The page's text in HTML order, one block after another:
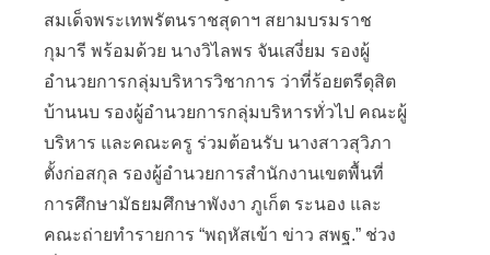
สมเด็จพระเทพรัตนราชสุดาฯ สยามบรมราช
กุมารี พร้อมด้วย นางวิไลพร จันเสงี่ยม รองผู้
อำนวยการกลุ่มบริหารวิชาการ ว่าที่ร้อยตรีดุสิต
บ้านนบ รองผู้อำนวยการกลุ่มบริหารทั่วไป คณะผู้
บริหาร และคณะครู ร่วมต้อนรับ นางสาวสุวิภา
ตั้งก่อสกุล รองผู้อำนวยการสำนักงานเขตพื้นที่
การศึกษามัธยมศึกษาพังงา ภูเก็ต ระนอง และ
คณะถ่ายทำรายการ “พฤหัสเข้า ข่าว สพฐ.” ช่วง